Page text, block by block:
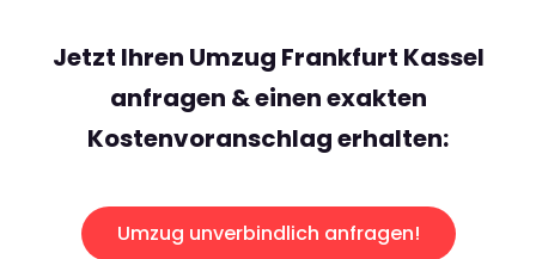
Jetzt Ihren Umzug Frankfurt Kassel
anfragen & einen exakten
Kostenvoranschlag erhalten:
Umzug unverbindlich anfragen!